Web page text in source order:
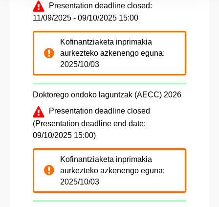
Presentation deadline closed:
11/09/2025 - 09/10/2025 15:00
Kofinantziaketa inprimakia
aurkezteko azkenengo eguna:
2025/10/03
Doktorego ondoko laguntzak (AECC) 2026
Presentation deadline closed
(Presentation deadline end date:
09/10/2025 15:00)
Kofinantziaketa inprimakia
aurkezteko azkenengo eguna:
2025/10/03